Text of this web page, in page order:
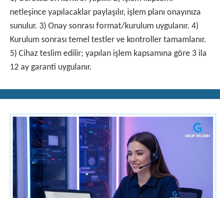
netleşince yapılacaklar paylaşılır, işlem planı onayınıza
sunulur. 3) Onay sonrası format/kurulum uygulanır. 4)
Kurulum sonrası temel testler ve kontroller tamamlanır.
5) Cihaz teslim edilir; yapılan işlem kapsamına göre 3 ila
12 ay garanti uygulanır.